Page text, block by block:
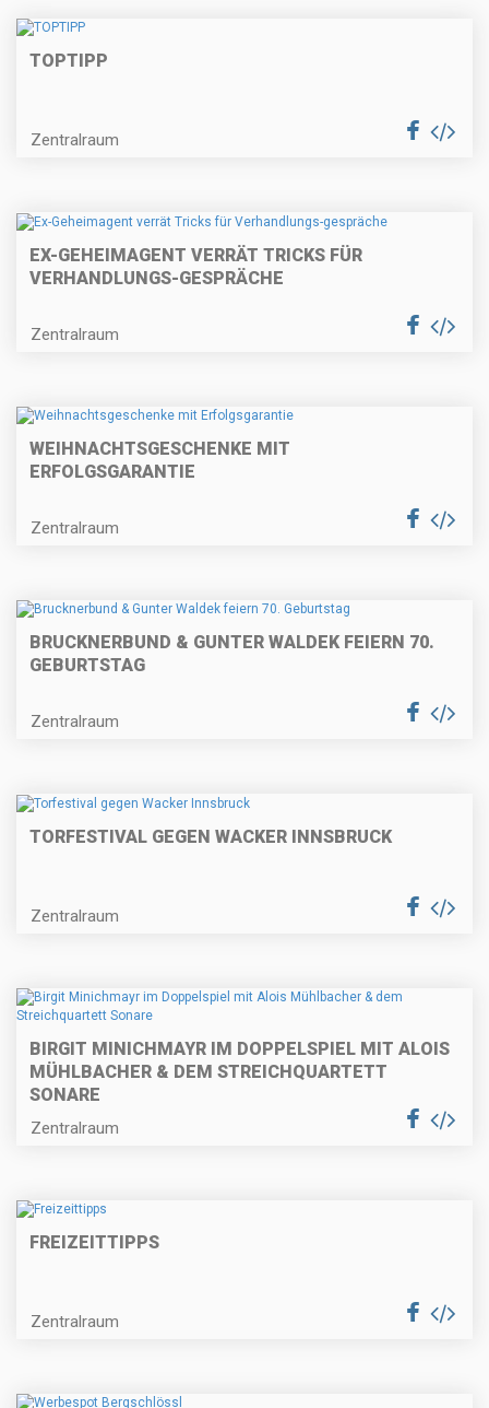
TOPTIPP
Zentralraum
EX-GEHEIMAGENT VERRÄT TRICKS FÜR
VERHANDLUNGS-GESPRÄCHE
Zentralraum
WEIHNACHTSGESCHENKE MIT
ERFOLGSGARANTIE
Zentralraum
BRUCKNERBUND & GUNTER WALDEK FEIERN 70.
GEBURTSTAG
Zentralraum
TORFESTIVAL GEGEN WACKER INNSBRUCK
Zentralraum
BIRGIT MINICHMAYR IM DOPPELSPIEL MIT ALOIS
MÜHLBACHER & DEM STREICHQUARTETT
SONARE
Zentralraum
FREIZEITTIPPS
Zentralraum